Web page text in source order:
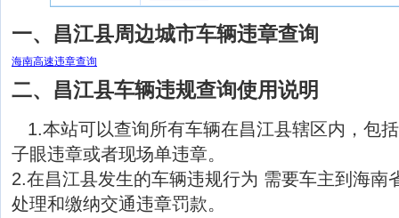
一、昌江县周边城市车辆违章查询
海南高速违章查询
二、昌江县车辆违规查询使用说明
1.本站可以查询所有车辆在昌江县辖区内，包
子眼违章或者现场单违章。
2.在昌江县发生的车辆违规行为 需要车主到海南
处理和缴纳交通违章罚款。